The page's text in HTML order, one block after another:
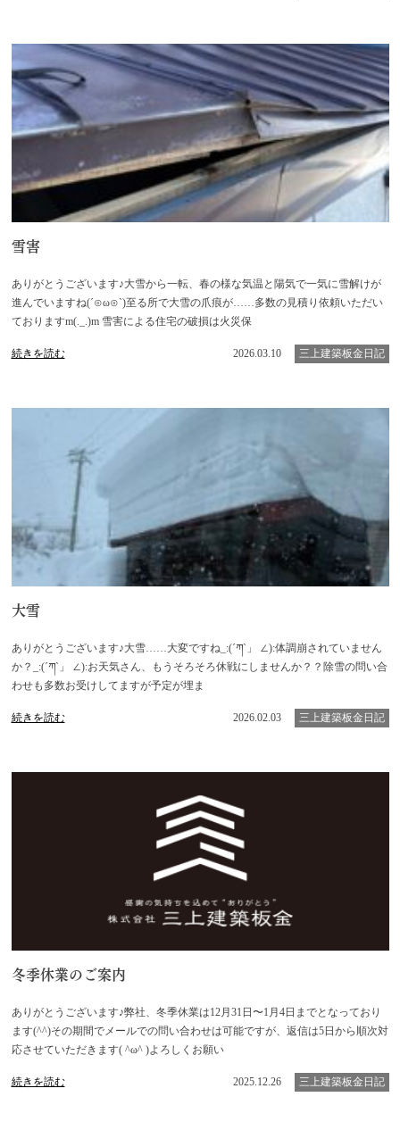
雪害
ありがとうございます♪大雪から一転、春の様な気温と陽気で一気に雪解けが
進んでいますね(´⊙ω⊙`)至る所で大雪の爪痕が……多数の見積り依頼いただい
ておりますm(._.)m 雪害による住宅の破損は火災保
続きを読む 2026.03.10 三上建築板金日記
大雪
ありがとうございます♪大雪……大変ですね_:(´ཀ`」 ∠):体調崩されていません
か？_:(´ཀ`」 ∠):お天気さん、もうそろそろ休戦にしませんか？？除雪の問い合
わせも多数お受けしてますが予定が埋ま
続きを読む 2026.02.03 三上建築板金日記
冬季休業のご案内
ありがとうございます♪弊社、冬季休業は12月31日〜1月4日までとなっており
ます(^^)その期間でメールでの問い合わせは可能ですが、返信は5日から順次対
応させていただきます( ^ω^ )よろしくお願い
続きを読む 2025.12.26 三上建築板金日記